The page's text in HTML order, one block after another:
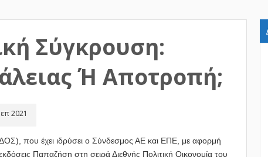
Σύγκρουση:
Ή Αποτροπή;
2021
που έχει ιδρύσει ο Σύνδεσμος ΑΕ και ΕΠΕ, με αφορμή
Παπαζήση στη σειρά Διεθνής Πολιτική Οικονομία του